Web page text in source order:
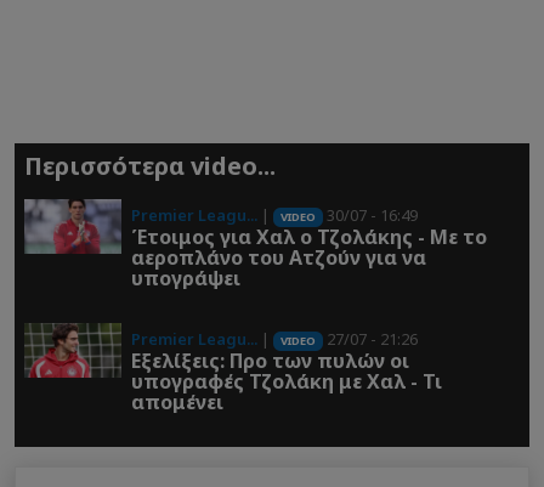
Περισσότερα video...
Premier Leagu... | VIDEO 30/07 - 16:49
Έτοιμος για Χαλ ο Τζολάκης - Με το
αεροπλάνο του Ατζούν για να
υπογράψει
Premier Leagu... | VIDEO 27/07 - 21:26
Εξελίξεις: Προ των πυλών οι
υπογραφές Τζολάκη με Χαλ - Τι
απομένει